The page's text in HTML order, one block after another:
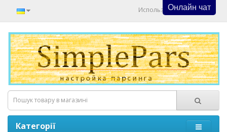
Используйте Онлайн Чат
Категорії
Онлайн чат